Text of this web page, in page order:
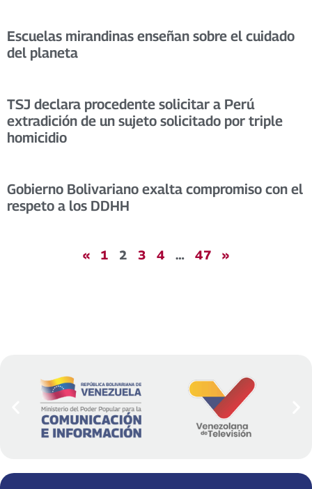
Escuelas mirandinas enseñan sobre el cuidado
del planeta
TSJ declara procedente solicitar a Perú
extradición de un sujeto solicitado por triple
homicidio
Gobierno Bolivariano exalta compromiso con el
respeto a los DDHH
« 1 2 3 4 … 47 »